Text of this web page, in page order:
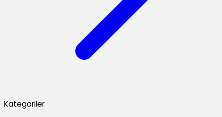
Kategoriler